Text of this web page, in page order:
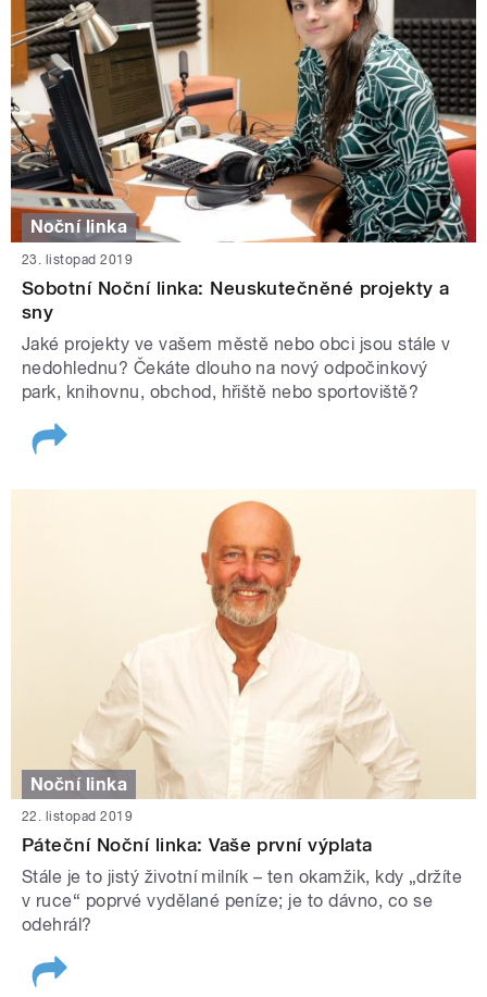
Noční linka
23. listopad 2019
Sobotní Noční linka: Neuskutečněné projekty a
sny
Jaké projekty ve vašem městě nebo obci jsou stále v
nedohlednu? Čekáte dlouho na nový odpočinkový
park, knihovnu, obchod, hřiště nebo sportoviště?
Noční linka
22. listopad 2019
Páteční Noční linka: Vaše první výplata
Stále je to jistý životní milník – ten okamžik, kdy „držíte
v ruce“ poprvé vydělané peníze; je to dávno, co se
odehrál?